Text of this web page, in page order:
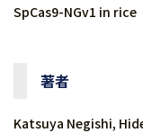
SpCas9-NGv1 in rice
著者
Katsuya Negishi,